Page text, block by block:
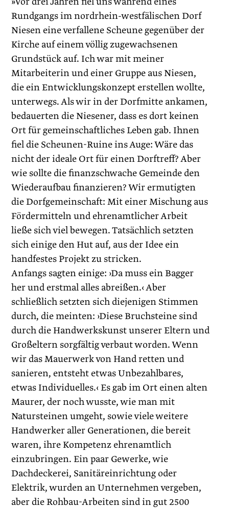
Rundgangs im nordrhein-westfälischen Dorf
Niesen eine verfallene Scheune gegenüber der
Kirche auf einem völlig zugewachsenen
Grundstück auf. Ich war mit meiner
Mitarbeiterin und einer Gruppe aus Niesen,
die ein Entwicklungskonzept erstellen wollte,
unterwegs. Als wir in der Dorfmitte ankamen,
bedauerten die Niesener, dass es dort keinen
Ort für gemeinschaftliches Leben gab. Ihnen
fiel die Scheunen-Ruine ins Auge: Wäre das
nicht der ideale Ort für einen Dorftreff? Aber
wie sollte die finanzschwache Gemeinde den
Wiederaufbau finanzieren? Wir ermutigten
die Dorfgemeinschaft: Mit einer Mischung aus
Fördermitteln und ehrenamtlicher Arbeit
ließe sich viel bewegen. Tatsächlich setzten
sich einige den Hut auf, aus der Idee ein
handfestes Projekt zu stricken.
Anfangs sagten einige: ›Da muss ein Bagger
her und erstmal alles abreißen.‹ Aber
schließlich setzten sich diejenigen Stimmen
durch, die meinten: ›Diese Bruchsteine sind
durch die Handwerkskunst unserer Eltern und
Großeltern sorgfältig verbaut worden. Wenn
wir das Mauerwerk von Hand retten und
sanieren, entsteht etwas Unbezahlbares,
etwas Individuelles.‹ Es gab im Ort einen alten
Maurer, der noch wusste, wie man mit
Natursteinen umgeht, sowie viele weitere
Handwerker aller Generationen, die bereit
waren, ihre Kompetenz ehrenamtlich
einzubringen. Ein paar Gewerke, wie
Dachdeckerei, Sanitäreinrichtung oder
Elektrik, wurden an Unternehmen vergeben,
aber die Rohbau-Arbeiten sind in gut 2500